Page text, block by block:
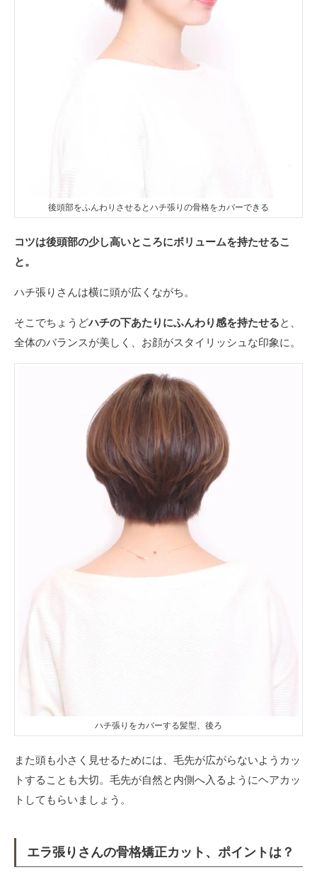
後頭部をふんわりさせるとハチ張りの骨格をカバーできる
コツは後頭部の少し高いところにボリュームを持たせるこ
と。
ハチ張りさんは横に頭が広くながち。
そこでちょうどハチの下あたりにふんわり感を持たせると、
全体のバランスが美しく、お顔がスタイリッシュな印象に。
ハチ張りをカバーする髪型、後ろ
また頭も小さく見せるためには、毛先が広がらないようカッ
トすることも大切。毛先が自然と内側へ入るようにヘアカッ
トしてもらいましょう。
エラ張りさんの骨格矯正カット、ポイントは？